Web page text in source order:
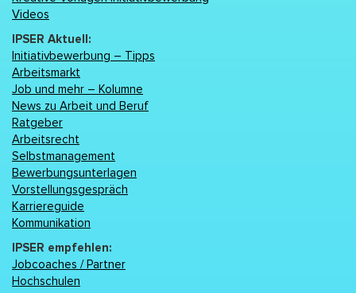
Videos
IPSER Aktuell:
Initiativbewerbung – Tipps
Arbeitsmarkt
Job und mehr – Kolumne
News zu Arbeit und Beruf
Ratgeber
Arbeitsrecht
Selbstmanagement
Bewerbungsunterlagen
Vorstellungsgespräch
Karriereguide
Kommunikation
IPSER empfehlen:
Jobcoaches / Partner
Hochschulen